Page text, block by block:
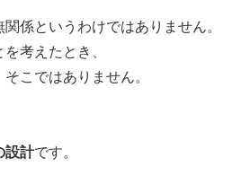
係というわけではありません。
考えたとき、
こではありません。
設計です。